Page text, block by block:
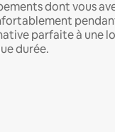
dont vous
parfaite à une
durée.